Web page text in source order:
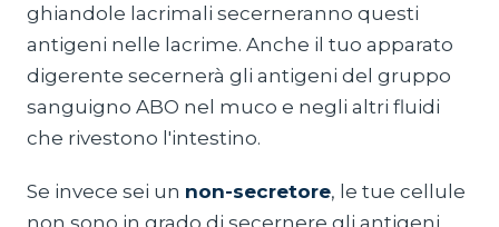
ghiandole lacrimali secerneranno questi
antigeni nelle lacrime. Anche il tuo apparato
digerente secernerà gli antigeni del gruppo
sanguigno ABO nel muco e negli altri fluidi
che rivestono l'intestino.
Se invece sei un non-secretore, le tue cellule
non sono in grado di secernere gli antigeni